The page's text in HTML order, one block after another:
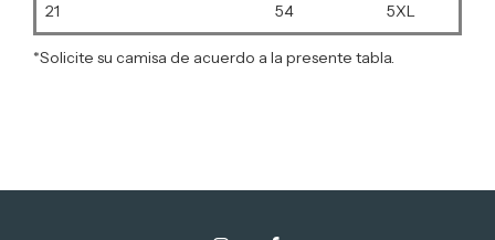
21 54 5XL
*Solicite su camisa de acuerdo a la presente tabla.